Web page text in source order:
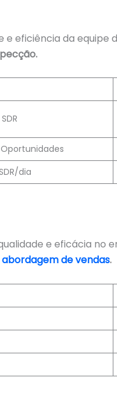
e eficiência da equipe
dia
e eficácia no
abordagem de vendas.